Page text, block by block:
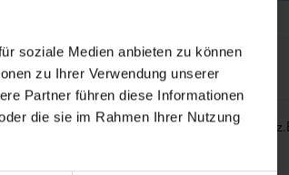
soziale Medien anbieten zu können
zu Ihrer Verwendung unserer
Partner führen diese Informationen
die sie im Rahmen Ihrer Nutzung
geeignet für das Vorderrad in Kombination